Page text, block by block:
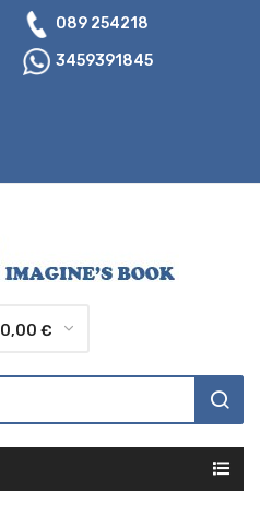
089 254218
3459391845
0,00 €